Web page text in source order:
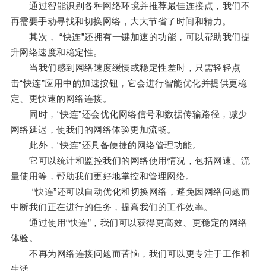
通过智能识别各种网络环境并推荐最佳连接点，我们不
再需要手动寻找和切换网络，大大节省了时间和精力。
其次， “快连”还拥有一键加速的功能，可以帮助我们提
升网络速度和稳定性。
当我们感到网络速度缓慢或稳定性差时，只需轻轻点
击“快连”应用中的加速按钮，它会进行智能优化并提供更稳
定、更快速的网络连接。
同时，“快连”还会优化网络信号和数据传输路径，减少
网络延迟，使我们的网络体验更加流畅。
此外，“快连”还具备便捷的网络管理功能。
它可以统计和监控我们的网络使用情况，包括网速、流
量使用等，帮助我们更好地掌控和管理网络。
“快连”还可以自动优化和切换网络，避免因网络问题而
中断我们正在进行的任务，提高我们的工作效率。
通过使用“快连”，我们可以获得更高效、更稳定的网络
体验。
不再为网络连接问题而苦恼，我们可以更专注于工作和